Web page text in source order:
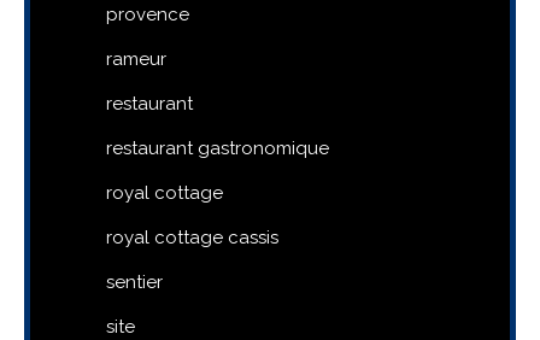
provence
rameur
restaurant
restaurant gastronomique
royal cottage
royal cottage cassis
sentier
site